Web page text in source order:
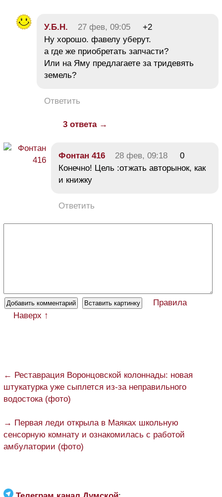
У.Б.Н. 27 фев, 09:05
+2
Ну хорошо. фавелу уберут.
а где же приобретать запчасти?
Или на Яму предлагаете за тридевять
земель?
Ответить
3 ответа →
Фонтан 416 28 фев, 09:18
0
Конечно! Цель :отжать авторынок, как
и книжку
Ответить
Правила
Наверх ↑
← Реставрация Воронцовской колоннады: новая
штукатурка уже сыплется из-за неправильного
водостока (фото)
→ Первая леди открыла в Маяках школьную
сенсорную комнату и ознакомилась с работой
амбулатории (фото)